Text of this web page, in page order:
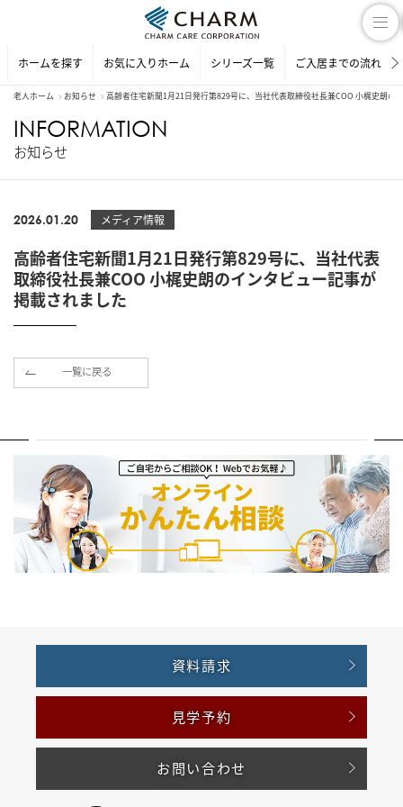
ホームを探す お気に入りホーム シリーズ一覧 ご入居までの流れ
老人ホーム お知らせ 高齢者住宅新聞1月21日発行第829号に、当社代表取締役社長兼COO 小梶史朗の
INFORMATION
お知らせ
2026.01.20 メディア情報
高齢者住宅新聞1月21日発行第829号に、当社代表
取締役社長兼COO 小梶史朗のインタビュー記事が
掲載されました
一覧に戻る
資料請求
見学予約
お問い合わせ